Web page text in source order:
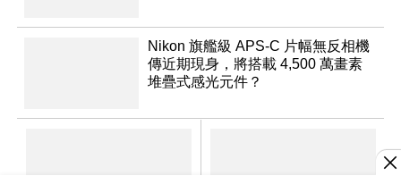
Nikon 旗艦級 APS-C 片幅無反相機
傳近期現身，將搭載 4,500 萬畫素
堆疊式感光元件？